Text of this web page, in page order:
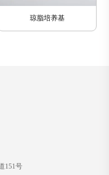
琼脂培养基
151号